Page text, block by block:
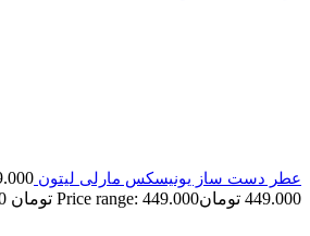
عطر دست ساز یونیسکس مارلی لیتون
449.000 تومانPrice range: 449.000 تومان through 6.999.000 تومان